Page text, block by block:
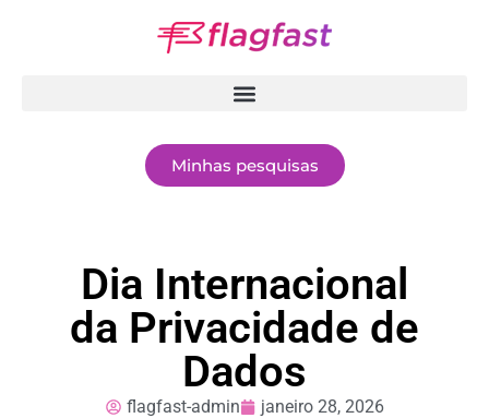
Minhas pesquisas
Dia Internacional
da Privacidade de
Dados
flagfast-admin janeiro 28, 2026